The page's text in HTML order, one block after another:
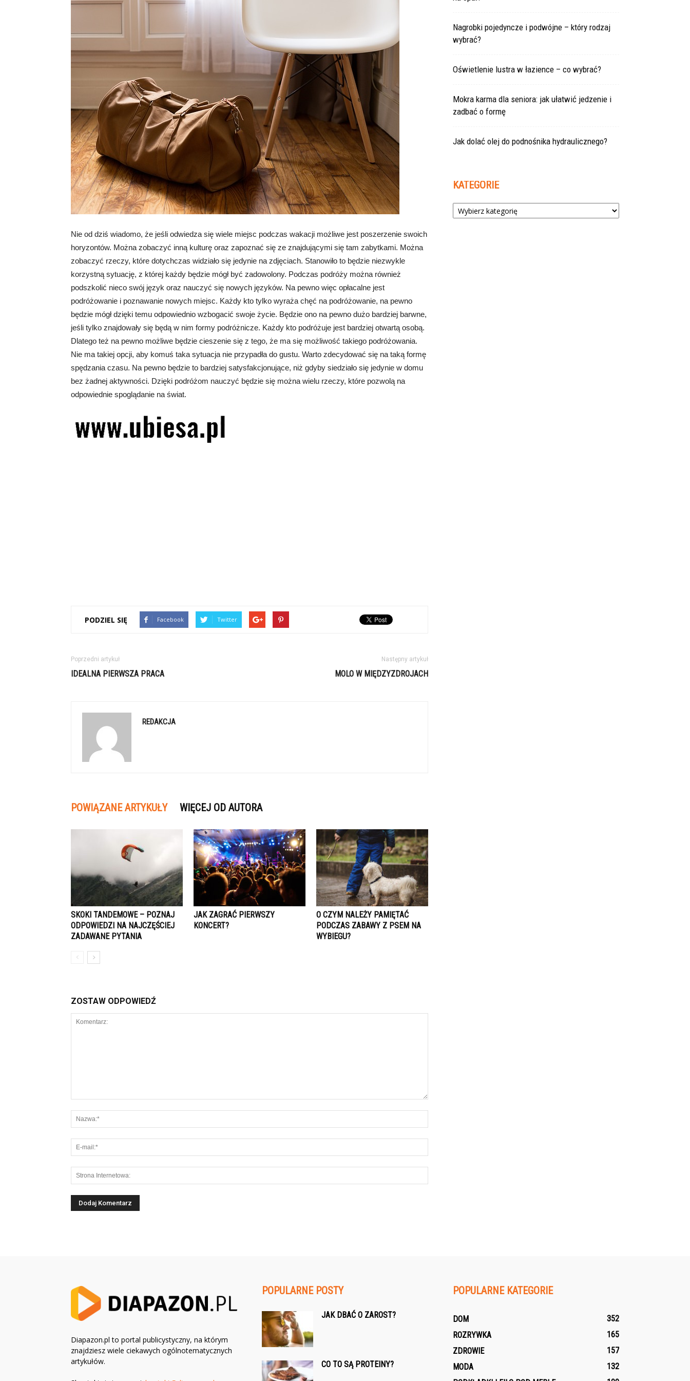
Nie od dziś wiadomo, że jeśli odwiedza się wiele miejsc podczas wakacji możliwe jest poszerzenie swoich
horyzontów. Można zobaczyć inną kulturę oraz zapoznać się ze znajdującymi się tam zabytkami. Można
zobaczyć rzeczy, które dotychczas widziało się jedynie na zdjęciach. Stanowiło to będzie niezwykle
korzystną sytuację, z której każdy będzie mógł być zadowolony. Podczas podróży można również
podszkolić nieco swój język oraz nauczyć się nowych języków. Na pewno więc opłacalne jest
podróżowanie i poznawanie nowych miejsc. Każdy kto tylko wyraża chęć na podróżowanie, na pewno
będzie mógł dzięki temu odpowiednio wzbogacić swoje życie. Będzie ono na pewno dużo bardziej barwne,
jeśli tylko znajdowały się będą w nim formy podróżnicze. Każdy kto podróżuje jest bardziej otwartą osobą.
Dlatego też na pewno możliwe będzie cieszenie się z tego, że ma się możliwość takiego podróżowania.
Nie ma takiej opcji, aby komuś taka sytuacja nie przypadła do gustu. Warto zdecydować się na taką formę
spędzania czasu. Na pewno będzie to bardziej satysfakcjonujące, niż gdyby siedziało się jedynie w domu
bez żadnej aktywności. Dzięki podróżom nauczyć będzie się można wielu rzeczy, które pozwolą na
odpowiednie spoglądanie na świat.
PODZIEL SIĘ Facebook Twitter
Poprzedni artykuł
IDEALNA PIERWSZA PRACA
Następny artykuł
MOLO W MIĘDZYZDROJACH
REDAKCJA
POWIĄZANE ARTYKUŁY WIĘCEJ OD AUTORA
SKOKI TANDEMOWE – POZNAJ
ODPOWIEDZI NA NAJCZĘŚCIEJ
ZADAWANE PYTANIA
JAK ZAGRAĆ PIERWSZY
KONCERT?
O CZYM NALEŻY PAMIĘTAĆ
PODCZAS ZABAWY Z PSEM NA
WYBIEGU?
ZOSTAW ODPOWIEDŹ
Nagrobki pojedyncze i podwójne – który rodzaj
wybrać?
Oświetlenie lustra w łazience – co wybrać?
Mokra karma dla seniora: jak ułatwić jedzenie i
zadbać o formę
Jak dolać olej do podnośnika hydraulicznego?
KATEGORIE
Kategorie
Diapazon.pl to portal publicystyczny, na którym
znajdziesz wiele ciekawych ogólnotematycznych
artykułów.
POPULARNE POSTY
JAK DBAĆ O ZAROST?
CO TO SĄ PROTEINY?
POPULARNE KATEGORIE
DOM
352
ROZRYWKA
165
ZDROWIE
157
MODA
132